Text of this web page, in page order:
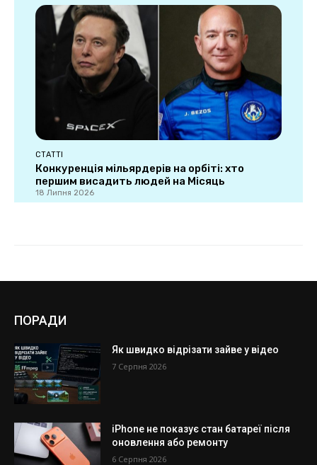
ПОРАДИ
Як швидко відрізати зайве у відео
7 Серпня 2026
iPhone не показує стан батареї після
оновлення або ремонту
6 Серпня 2026